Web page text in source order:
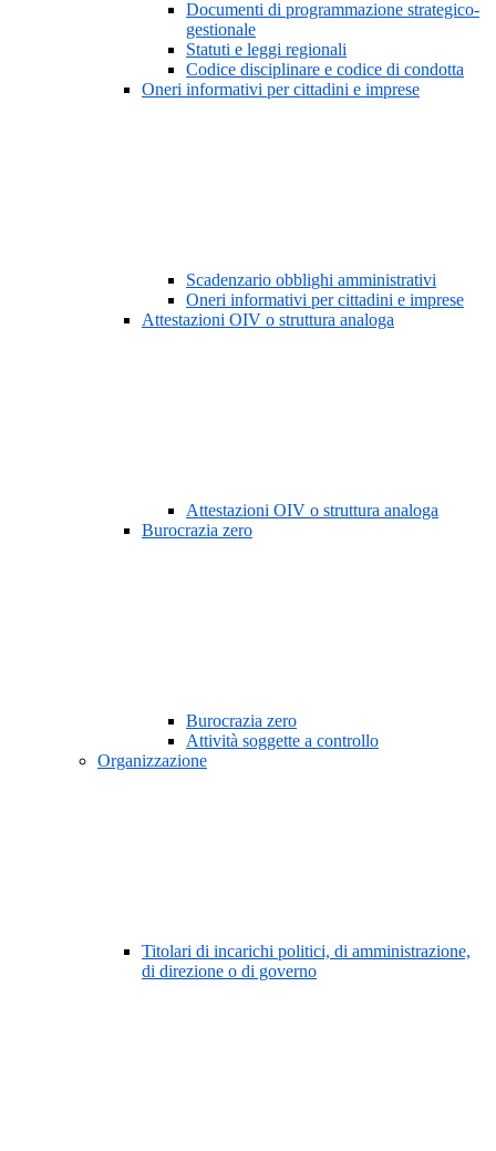
Documenti di programmazione strategico-
gestionale
Statuti e leggi regionali
Codice disciplinare e codice di condotta
Oneri informativi per cittadini e imprese
Scadenzario obblighi amministrativi
Oneri informativi per cittadini e imprese
Attestazioni OIV o struttura analoga
Attestazioni OIV o struttura analoga
Burocrazia zero
Burocrazia zero
Attività soggette a controllo
Organizzazione
Titolari di incarichi politici, di amministrazione,
di direzione o di governo